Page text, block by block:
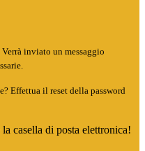
Verrà inviato un messaggio
Effettua il reset della password
casella di posta elettronica!